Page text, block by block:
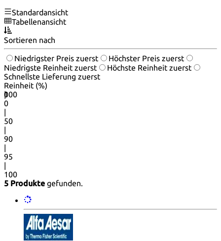
Standardansicht
Tabellenansicht
Sortieren nach
Niedrigster Preis zuerst
Höchster Preis zuerst
Niedrigste Reinheit zuerst
Höchste Reinheit zuerst
Schnellste Lieferung zuerst
Reinheit (%)
0
100
|
0
|
50
|
90
|
95
|
100
5 Produkte gefunden.